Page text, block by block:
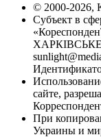
© 2000-2026,
Субъект в
ХАРКІВСЬКЕ
сайте,
При
Украины и